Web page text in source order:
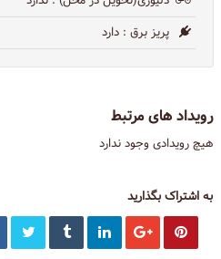
پریز برق : دارد
رویداد های مرتبط
هیچ رویدادی وجود ندارد
به اشتراک بگذارید